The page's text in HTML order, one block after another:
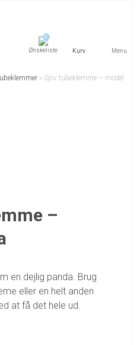
0
Menu
» Sjov tubeklemme – model
–
en dejlig panda. Brug
eller en helt anden
at få det hele ud.